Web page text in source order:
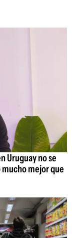
Uruguay no se
mejor que